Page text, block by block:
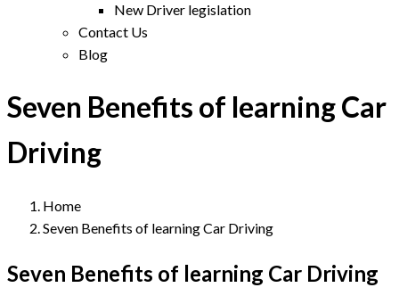
New Driver legislation
Contact Us
Blog
Seven Benefits of learning Car
Driving
Home
Seven Benefits of learning Car Driving
Seven Benefits of learning Car Driving